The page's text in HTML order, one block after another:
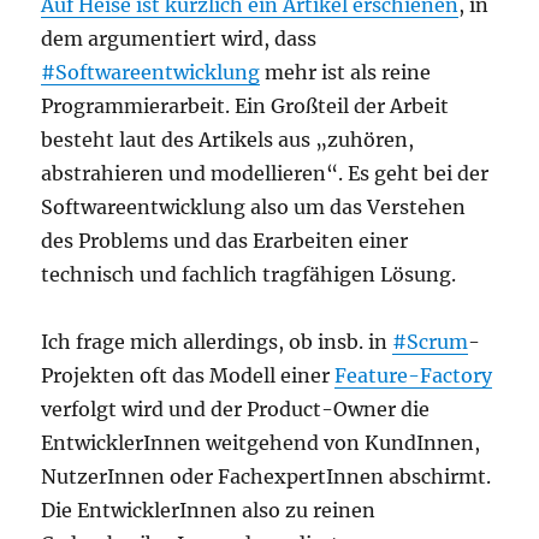
Auf Heise ist kürzlich ein Artikel erschienen, in
dem argumentiert wird, dass
#Softwareentwicklung mehr ist als reine
Programmierarbeit. Ein Großteil der Arbeit
besteht laut des Artikels aus „zuhören,
abstrahieren und modellieren“. Es geht bei der
Softwareentwicklung also um das Verstehen
des Problems und das Erarbeiten einer
technisch und fachlich tragfähigen Lösung.
Ich frage mich allerdings, ob insb. in #Scrum-
Projekten oft das Modell einerFeature-Factory
verfolgt wird und der Product-Owner die
EntwicklerInnen weitgehend von KundInnen,
NutzerInnen oder FachexpertInnen abschirmt.
Die EntwicklerInnen also zu reinen